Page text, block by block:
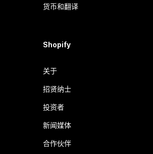
货币和翻译
Shopify
关于
招贤纳士
投资者
新闻媒体
合作伙伴